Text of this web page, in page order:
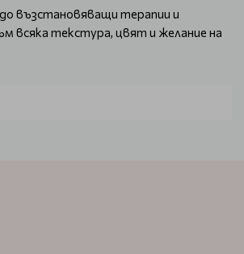
възстановяващи терапии и
всяка текстура, цвят и желание на